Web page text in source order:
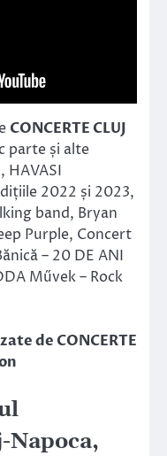
CONCERTE CLUJ
parte și alte
HAVASI
2022 și 2023,
band, Bryan
Purple, Concert
– 20 DE ANI
Művek – Rock
de CONCERTE
Napoca,